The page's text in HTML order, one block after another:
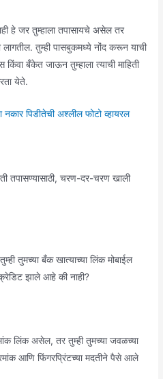
हे जर तुम्हाला तपासायचे असेल तर
लागतील. तुम्ही पासबुकमध्ये नोंद करून याची
बँकेत जाऊन तुम्हाला त्याची माहिती
येते.
पिडीतेची अश्लील फोटो व्हायरल
तपासण्यासाठी, चरण-दर-चरण खाली
तुमच्या बँक खात्याच्या लिंक मोबाईल
झाले आहे की नाही?
लिंक असेल, तर तुम्ही तुमच्या जवळच्या
आणि फिंगरप्रिंटच्या मदतीने पैसे आले